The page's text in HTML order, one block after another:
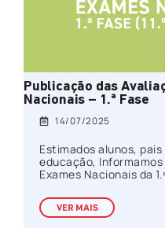
Publicação das
Nacionais – 1.ª Fase
14/07/2025
Estimados alunos,
educação,
Exames Nacionais da
VER MAIS